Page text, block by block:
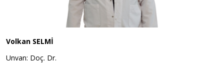
Volkan SELMİ
Unvan: Doç. Dr.